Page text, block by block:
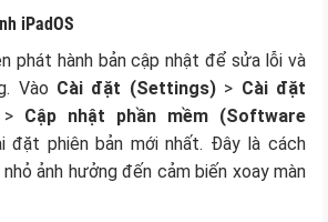
iPadOS
phát hành bản cập nhật để sửa lỗi và
Vào Cài đặt (Settings)> Cài đặt
> Cập nhật phần mềm (Software
đặt phiên bản mới nhất. Đây là cách
ảnh hưởng đến cảm biến xoay màn